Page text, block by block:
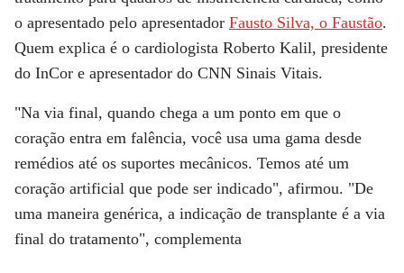
o apresentado pelo apresentador Fausto Silva, o Faustão.
Quem explica é o cardiologista Roberto Kalil, presidente
do InCor e apresentador do CNN Sinais Vitais.
"Na via final, quando chega a um ponto em que o
coração entra em falência, você usa uma gama desde
remédios até os suportes mecânicos. Temos até um
coração artificial que pode ser indicado", afirmou. "De
uma maneira genérica, a indicação de transplante é a via
final do tratamento", complementa